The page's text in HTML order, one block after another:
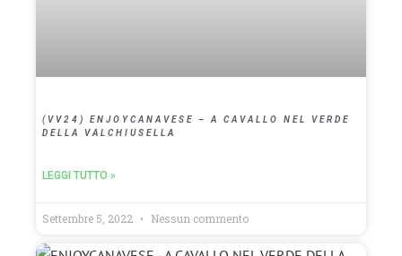
(VV24) ENJOYCANAVESE – A CAVALLO NEL VERDE
DELLA VALCHIUSELLA
LEGGI TUTTO »
Settembre 5, 2022 Nessun commento